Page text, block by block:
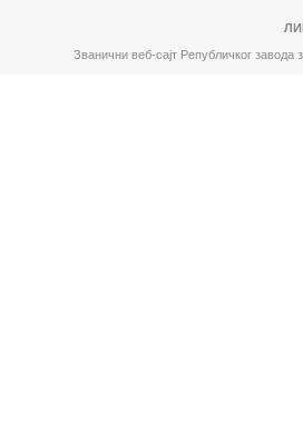
Званични веб-сајт Републичког